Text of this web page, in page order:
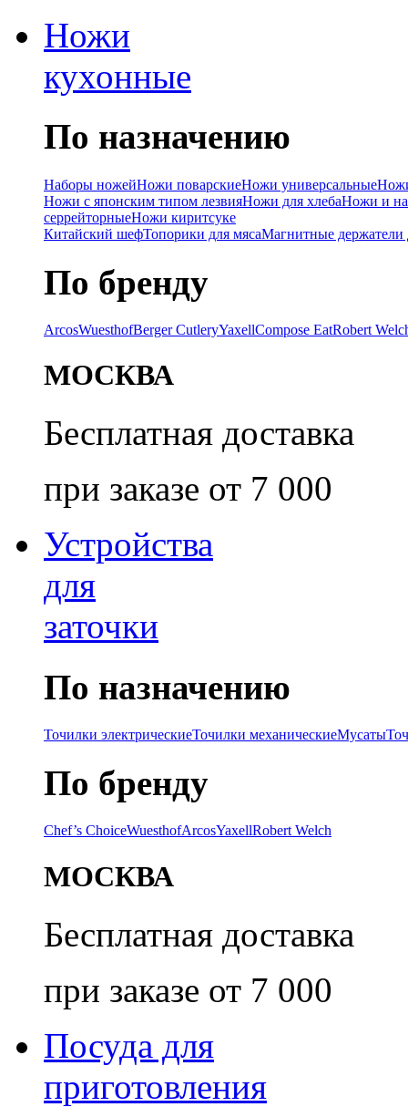
Ножи
кухонные
По назначению
Наборы ножейНожи поварскиеНожи универсальные
Ножи с японским типом лезвияНожи для хлебаНожи и
серрейторныеНожи киритсуке
Китайский шефТопорики для мясаМагнитные держатели
По бренду
ArcosWuesthofBerger CutleryYaxellCompose EatRobert
МОСКВА
Бесплатная доставка
при заказе от 7 000
Устройства
для
заточки
По назначению
Точилки электрическиеТочилки механическиеМусаты
По бренду
Chef’s ChoiceWuesthofArcosYaxellRobert Welch
МОСКВА
Бесплатная доставка
при заказе от 7 000
Посуда для
приготовления